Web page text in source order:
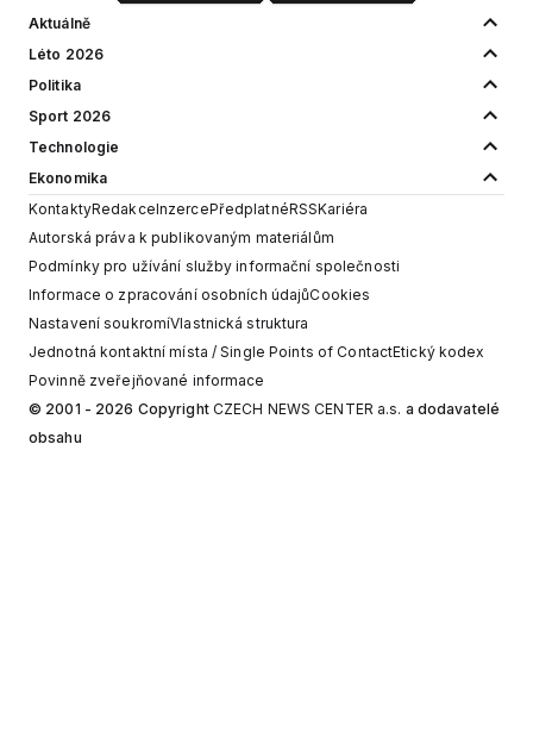
Aktuálně
Léto 2026
Politika
Sport 2026
Technologie
Ekonomika
KontaktyRedakceInzercePředplatnéRSSKariéra
Autorská práva k publikovaným materiálům
Podmínky pro užívání služby informační společnosti
Informace o zpracování osobních údajůCookies
Nastavení soukromíVlastnická struktura
Jednotná kontaktní místa / Single Points of ContactEtický kodex
Povinně zveřejňované informace
© 2001 - 2026 Copyright CZECH NEWS CENTER a.s. a dodavatelé
obsahu